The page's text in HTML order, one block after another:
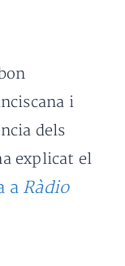
i
dels
explicat el
a Ràdio